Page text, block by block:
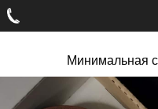
Минимальная